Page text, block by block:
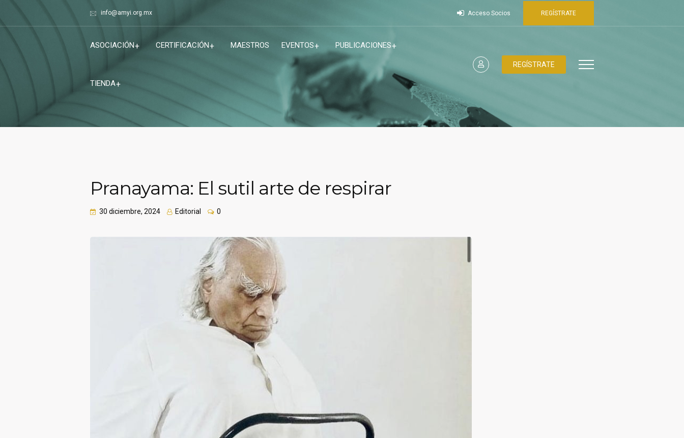
info@amyi.org.mx Acceso Socios REGÍSTRATE
ASOCIACIÓN CERTIFICACIÓN MAESTROS EVENTOS PUBLICACIONES
TIENDA
REGÍSTRATE
Pranayama: El sutil arte de respirar
30 diciembre, 2024 Editorial 0